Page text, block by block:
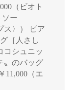
（ビオト
ソー
ス〉） ピア
［人さし
コシュニッ
〟のバッグ
11,000（エ